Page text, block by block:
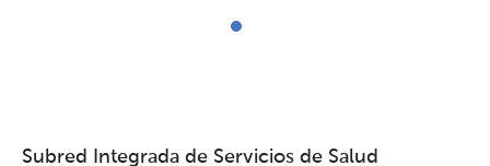
Subred Integrada de Servicios de Salud